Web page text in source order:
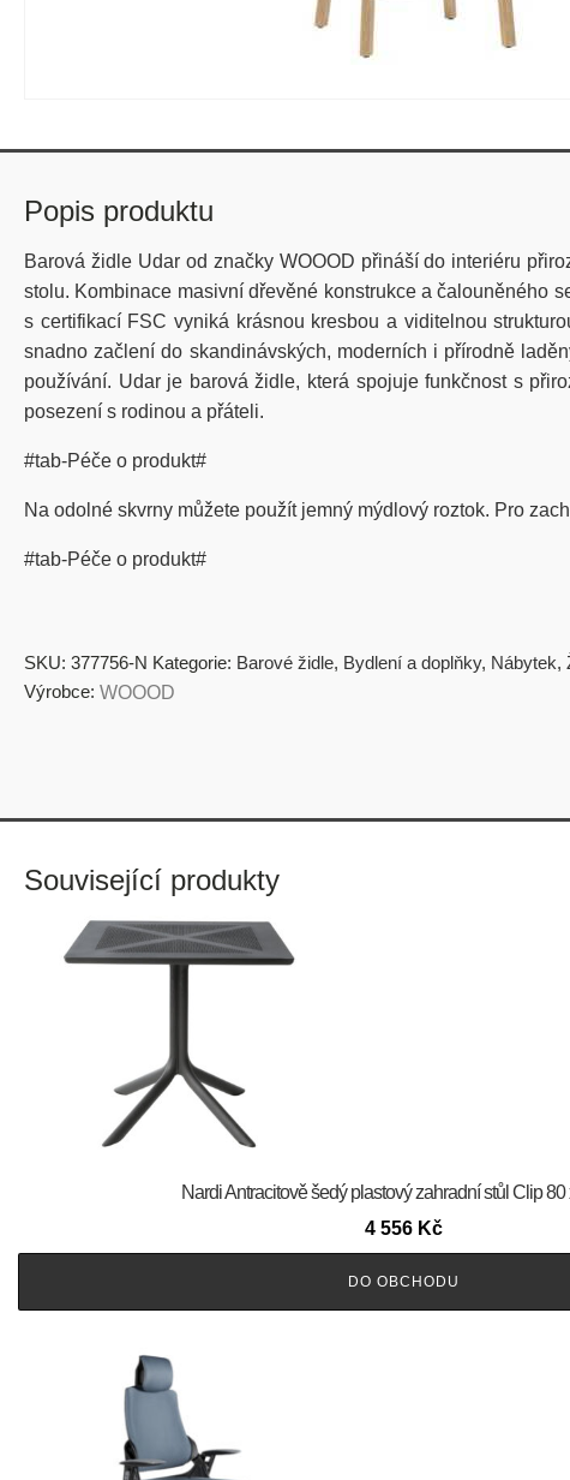
Popis produktu
Barová židle Udar od značky WOOOD přináší do interiéru
stolu. Kombinace masivní dřevěné konstrukce a čalouněného
s certifikací FSC vyniká krásnou kresbou a viditelnou
snadno začlení do skandinávských, moderních i přírodně
používání. Udar je barová židle, která spojuje funkčnost s
posezení s rodinou a přáteli.
#tab-Péče o produkt#
Na odolné skvrny můžete použít jemný mýdlový roztok. Pro
#tab-Péče o produkt#
SKU: 377756-N Kategorie: Barové židle, Bydlení a doplňky, Nábytek,
Výrobce: WOOOD
Související produkty
Nardi Antracitově šedý plastový zahradní stůl Clip 80
4 556 Kč
DO OBCHODU